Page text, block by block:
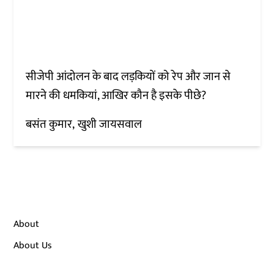
सीजेपी आंदोलन के बाद लड़कियों को रेप और जान से
मारने की धमकियां, आखिर कौन है इसके पीछे?
बसंत कुमार खुशी जायसवाल
About
About Us